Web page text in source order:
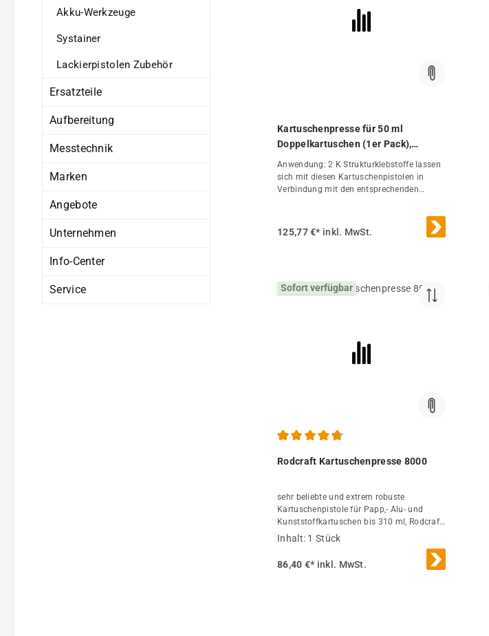
Akku-Werkzeuge
Systainer
Lackierpistolen Zubehör
Ersatzteile
Aufbereitung
Messtechnik
Marken
Angebote
Unternehmen
Info-Center
Service
Kartuschenpresse für 50 ml
Doppelkartuschen (1er Pack),
267452
Anwendung: 2 K Strukturklebstoffe lassen
sich mit diesen Kartuschenpistolen in
Verbindung mit den entsprechenden
Komponeneten werden erst in der
Mischerdüse vermischt, sodass die
125,77 €* inkl. MwSt.
Sofort verfügbar
Rodcraft Kartuschenpresse 8000
sehr beliebte und extrem robuste
Kartuschenpistole für Papp,- Alu- und
Kunststoffkartuschen bis 310 ml, Rodcraft
Kartuschenpistolen von DF Druckluft-
Kartuschenpistole
Inhalt: 1 Stück
86,40 €* inkl. MwSt.